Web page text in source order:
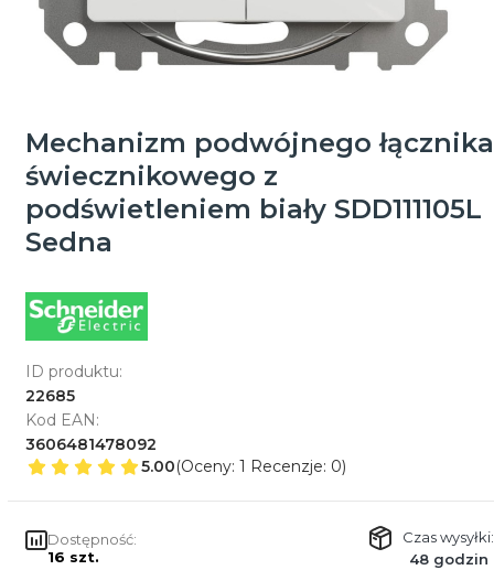
Mechanizm podwójnego łącznika
świecznikowego z
podświetleniem biały SDD111105L
Sedna
ID produktu:
22685
Kod EAN:
3606481478092
5.00(Oceny: 1 Recenzje: 0)
Dostępność:
16 szt.
Czas wysyłki:
48 godzin